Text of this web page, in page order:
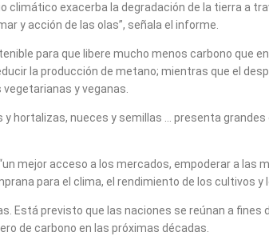
exacerba la degradación de la tierra a
y acción de las olas”, señala el informe.
para que libere mucho menos carbono que
la producción de metano; mientras que el
y veganas.
hortalizas, nueces y semillas … presenta
mejor acceso a los mercados, empoderar a las
para el clima, el rendimiento de los
previsto que las naciones se reúnan a fines
de carbono en las próximas décadas.